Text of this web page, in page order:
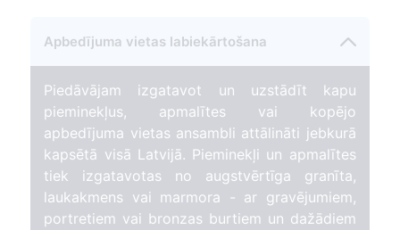
Apbedījuma vietas labiekārtošana
Piedāvājam izgatavot un uzstādīt kapu
pieminekļus, apmalītes vai kopējo
apbedījuma vietas ansambli attālināti jebkurā
kapsētā visā Latvijā. Pieminekļi un apmalītes
tiek izgatavotas no augstvērtīga granīta,
laukakmens vai marmora - ar gravējumiem,
portretiem vai bronzas burtiem un dažādiem